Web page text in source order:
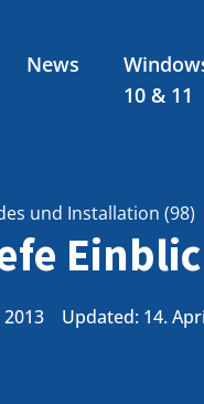
News
10 & 11
und Installation (98)
Updated: 14.